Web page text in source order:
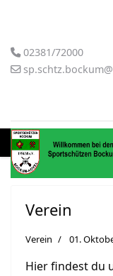
02381/72000
Verein
Verein 01.
Hier findest du